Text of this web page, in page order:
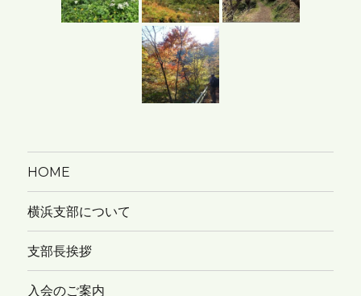
HOME
横浜支部について
支部長挨拶
入会のご案内